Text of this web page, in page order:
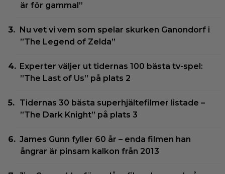
är för gammal”
Nu vet vi vem som spelar skurken Ganondorf i
”The Legend of Zelda”
Experter väljer ut tidernas 100 bästa tv-spel:
”The Last of Us” på plats 2
Tidernas 30 bästa superhjältefilmer listade –
”The Dark Knight” på plats 3
James Gunn fyller 60 år – enda filmen han
ångrar är pinsam kalkon från 2013